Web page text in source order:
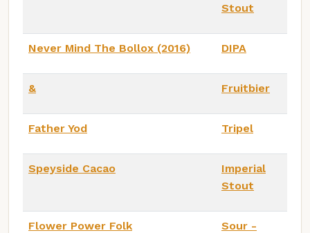
Stout
Never Mind The Bollox (2016) DIPA
& Fruitbier
Father Yod Tripel
Speyside Cacao
Imperial
Stout
Flower Power Folk
Sour -